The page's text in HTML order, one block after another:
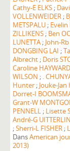
Cathy-E ELKS ;
VOLLENWEIDER ;
METSPALU ;
ZILLIKENS ; Ben
LUNETTA ; John-Rb
DONGBING LAI ;
Albrecht ; Doris
Caroline HAYWARD
WILSON ; .
Hunter ; Jouke-Jan
Dorret-I
Grant-W
PENNELL ; Lisette
André-G
;Sherri-L FISHER ;
DansAmerican
2013)